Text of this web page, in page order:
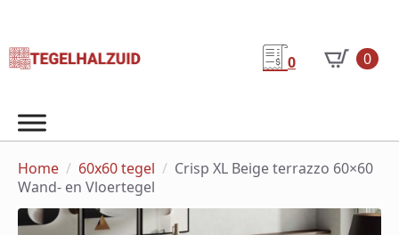
0 0
Home 60x60 tegel
Crisp XL Beige terrazzo 60×60
Wand- en Vloertegel